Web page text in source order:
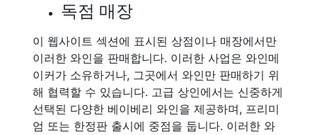
독점 매장
이 웹사이트 섹션에 표시된 상점이나 매장에서만
이러한 와인을 판매합니다. 이러한 사업은 와인메
이커가 소유하거나, 그곳에서 와인만 판매하기 위
해 협력할 수 있습니다. 고급 상인에서는 신중하게
선택된 다양한 베이베리 와인을 제공하며, 프리미
엄 또는 한정판 출시에 중점을 둡니다. 이러한 와